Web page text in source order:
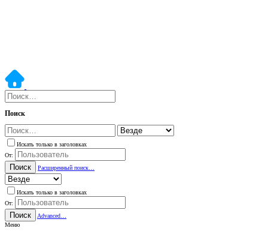
Поиск
Искать только в заголовках
От:
Поиск Расширенный поиск…
Искать только в заголовках
От:
Поиск
Advanced…
Меню